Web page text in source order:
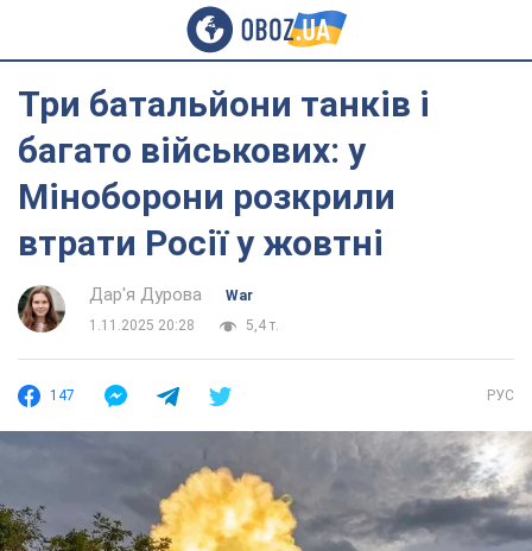
Три батальйони танків і
багато військових: у
Міноборони розкрили
втрати Росії у жовтні
Дар'я Дурова
War
1.11.2025 20:28
5,4 т.
147 РУС